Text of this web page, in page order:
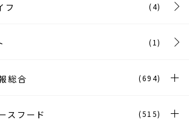
フ (4)
(1)
総合 (694)
スフード (515)